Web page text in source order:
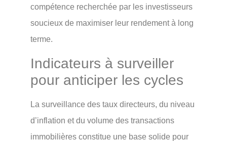
compétence recherchée par les investisseurs
soucieux de maximiser leur rendement à long
terme.
Indicateurs à surveiller
pour anticiper les cycles
La surveillance des taux directeurs, du niveau
d’inflation et du volume des transactions
immobilières constitue une base solide pour